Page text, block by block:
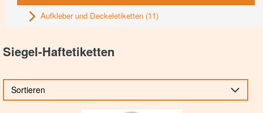
Aufkleber und Deckeletiketten (11)
Siegel-Haftetiketten
Sortieren